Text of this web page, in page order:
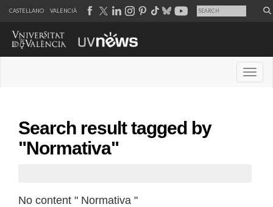
CASTELLANO VALENCIÀ
Search result tagged by
"Normativa"
No content " Normativa "